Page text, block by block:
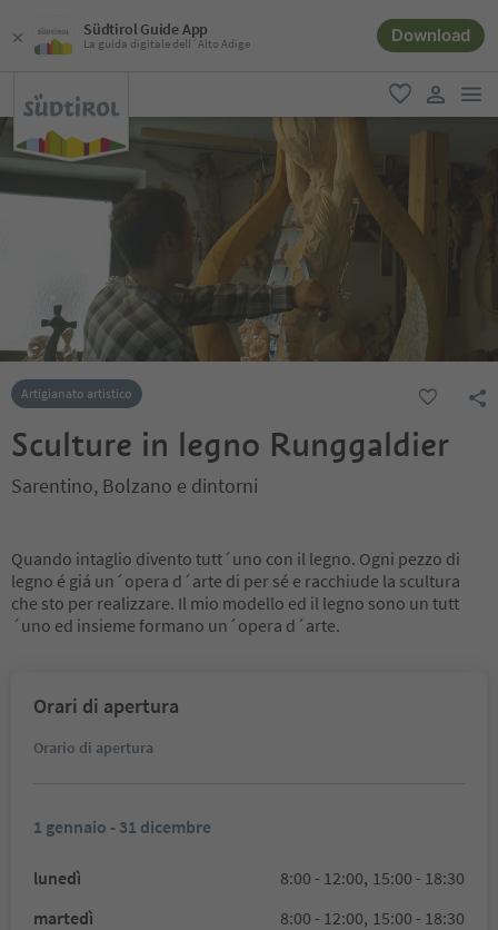
Südtirol Guide App
La guida digitale dell´Alto Adige Download
favoriti
user link
Artigianato artistico
Sculture in legno Runggaldier
Sarentino, Bolzano e dintorni
Quando intaglio divento tutt´uno con il legno. Ogni pezzo di
legno é giá un´opera d´arte di per sé e racchiude la scultura
che sto per realizzare. Il mio modello ed il legno sono un tutt
´uno ed insieme formano un´opera d´arte.
Orari di apertura
Orario di apertura
1 gennaio - 31 dicembre
lunedì 8:00 - 12:00, 15:00 - 18:30
martedì
8:00 - 12:00, 15:00 - 18:30